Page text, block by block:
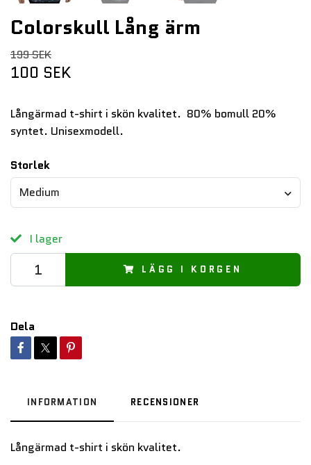
Colorskull Lång ärm
199 SEK
100 SEK
Långärmad t-shirt i skön kvalitet. 80% bomull 20%
syntet. Unisexmodell.
Storlek
Medium
I lager
LÄGG I KORGEN
Dela
INFORMATION RECENSIONER
Långärmad t-shirt i skön kvalitet.